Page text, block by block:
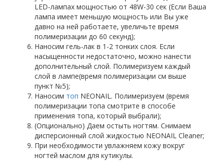
LED-лампах мощностью от 48W-30 сек (Если Ваша
лампа имеет меньшую мощность или Вы уже
давно на ней работаете, увеличьте время
полимеризации до 60 секунд);
Наносим гель-лак в 1-2 тонких слоя. Если
насыщенности недостаточно, можно нанести
дополнительный слой. Полимеризуем каждый
слой в лампе(время полимеризации см выше
пункт №5);
Наносим топ NEONAIL. Полимеризуем (время
полимеризации топа смотрите в способе
применения топа, который выбрали);
(Опционально) Даем остыть ногтям. Снимаем
дисперсионный слой жидкостью NEONAIL Cleaner;
При необходимости увлажняем кожу вокруг
ногтей маслом для кутикулы.